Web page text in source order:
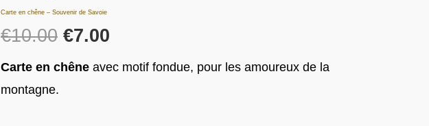
Carte en chêne – Souvenir de Savoie
€10.00 initial
était :
€7.00
est :
Carte en chêne avec motif fondue, pour les amoureux de la
montagne.
Carte
en
-
Souvenir